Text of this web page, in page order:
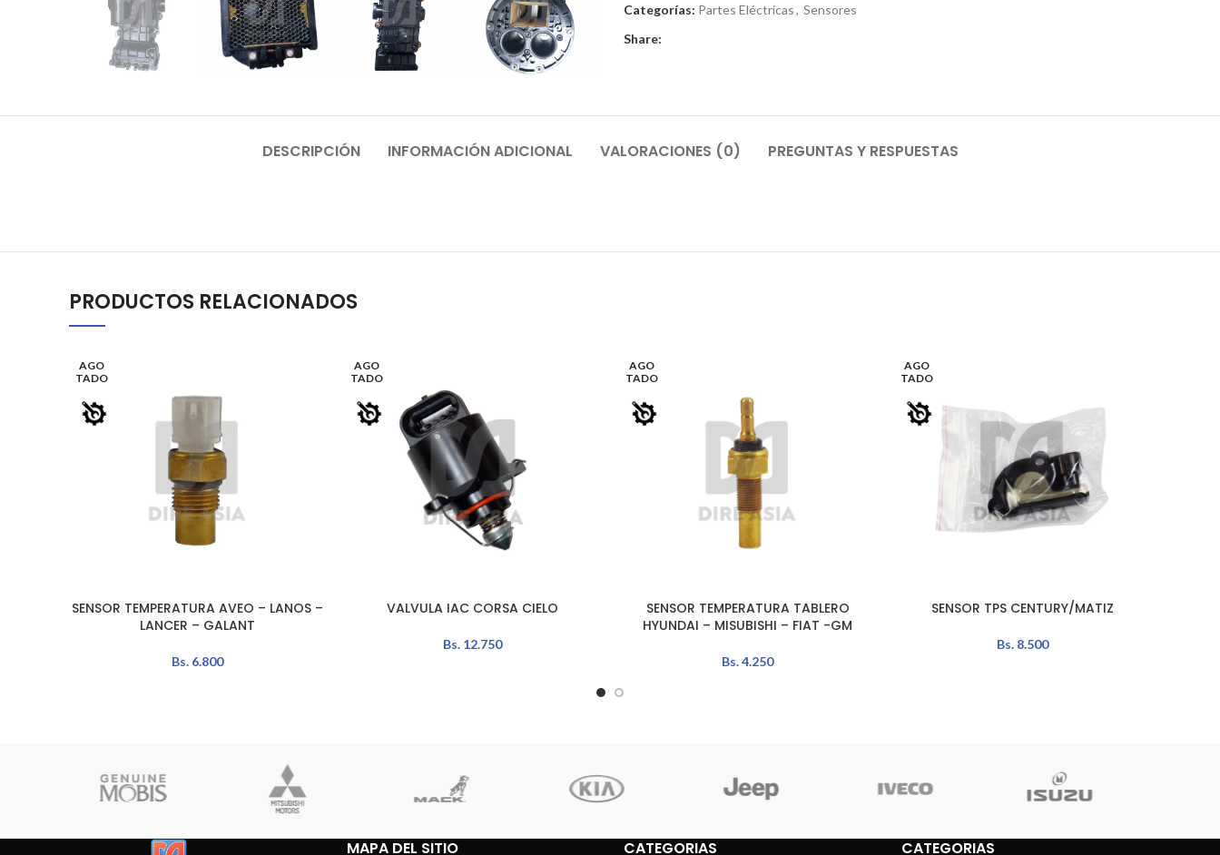
Categorías: Partes Eléctricas, Sensores
Share:
DESCRIPCIÓN INFORMACIÓN ADICIONAL VALORACIONES (0) PREGUNTAS Y RESPUESTAS
PRODUCTOS RELACIONADOS
AGO
TADO
LEER MÁS
SENSOR TEMPERATURA AVEO – LANOS –
LANCER – GALANT
Bs. 6.800
AGO
TADO
LEER MÁSVALVULA IAC CORSA CIELO
Bs. 12.750
AGO
TADO
LEER MÁS
SENSOR TEMPERATURA TABLERO
HYUNDAI – MISUBISHI – FIAT -GM
Bs.4.250
AGO
TADO
LEER MÁSSENSOR TPS CENTURY/MATIZ
Bs. 8.500
MAPA DEL SITIO CATEGORIAS CATEGORIAS